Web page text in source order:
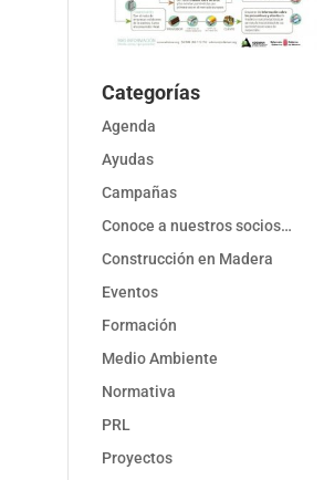
Categorías
Agenda
Ayudas
Campañas
Conoce a nuestros socios…
Construcción en Madera
Eventos
Formación
Medio Ambiente
Normativa
PRL
Proyectos